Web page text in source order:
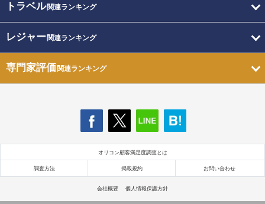
トラベル関連ランキング
レジャー関連ランキング
専門家評価関連ランキング
オリコン顧客満足度調査とは
調査方法 掲載規約 お問い合わせ
会社概要 個人情報保護方針